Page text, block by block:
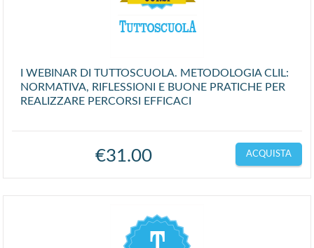
I WEBINAR DI TUTTOSCUOLA. METODOLOGIA CLIL:
NORMATIVA, RIFLESSIONI E BUONE PRATICHE PER
REALIZZARE PERCORSI EFFICACI
€31.00 ACQUISTA